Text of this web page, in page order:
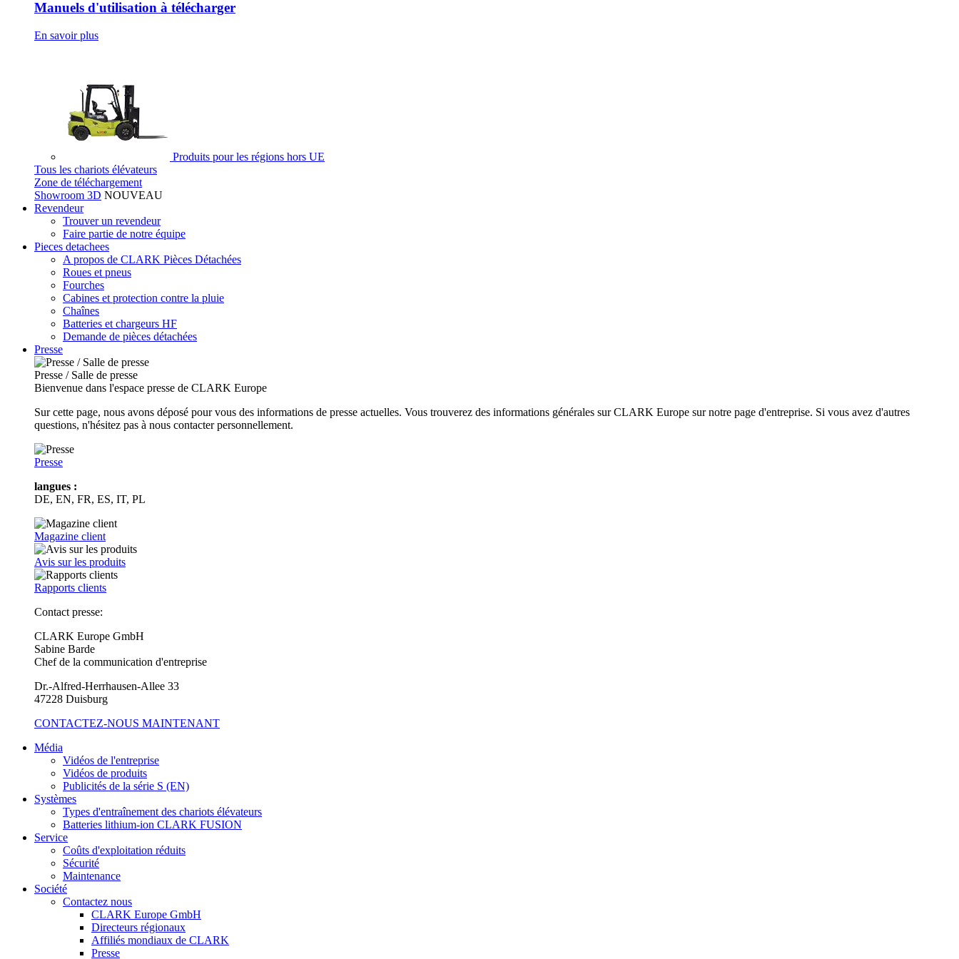
Manuels d'utilisation à télécharger
En savoir plus
Produits pour les régions hors UE
Tous les chariots élévateurs
Zone de téléchargement
Showroom 3D NOUVEAU
Revendeur
Trouver un revendeur
Faire partie de notre équipe
Pieces detachees
A propos de CLARK Pièces Détachées
Roues et pneus
Fourches
Cabines et protection contre la pluie
Chaînes
Batteries et chargeurs HF
Demande de pièces détachées
Presse
Presse / Salle de presse
Bienvenue dans l'espace presse de CLARK Europe
Sur cette page, nous avons déposé pour vous des informations de presse actuelles. Vous trouverez des informations générales sur CLARK Europe sur notre page d'entreprise. Si vous avez d'autres
questions, n'hésitez pas à nous contacter personnellement.
Presse
langues :
DE, EN, FR, ES, IT, PL
Magazine client
Avis sur les produits
Rapports clients
Contact presse:
CLARK Europe GmbH
Sabine Barde
Chef de la communication d'entreprise
Dr.-Alfred-Herrhausen-Allee 33
47228 Duisburg
CONTACTEZ-NOUS MAINTENANT
Média
Vidéos de l'entreprise
Vidéos de produits
Publicités de la série S (EN)
Systèmes
Types d'entraînement des chariots élévateurs
Batteries lithium-ion CLARK FUSION
Service
Coûts d'exploitation réduits
Sécurité
Maintenance
Société
Contactez nous
CLARK Europe GmbH
Directeurs régionaux
Affiliés mondiaux de CLARK
Presse